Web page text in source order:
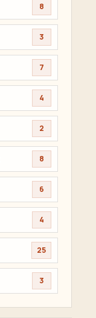
8
3
7
4
2
8
6
4
25
3